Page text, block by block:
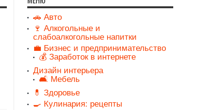
🚗 Авто
🍷 Алкогольные и
слабоалкогольные напитки
💼 Бизнес и предпринимательство
💰 Заработок в интернете
Дизайн интерьера
🛋️ Мебель
💊 Здоровье
🍳 Кулинария: рецепты